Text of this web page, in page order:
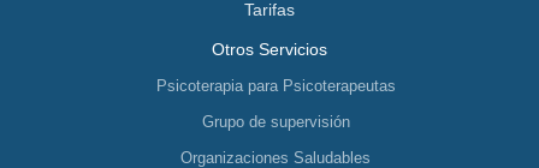
Tarifas
Otros Servicios
Psicoterapia para Psicoterapeutas
Grupo de supervisión
Organizaciones Saludables